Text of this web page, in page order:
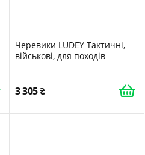
Черевики LUDEY Тактичні,
військові, для походів
3 305